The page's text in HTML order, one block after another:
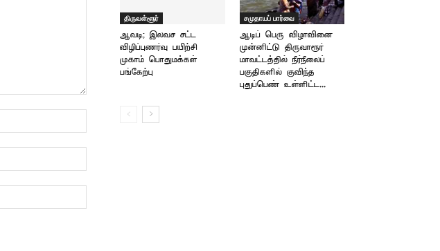
திருவள்ளூர்
ஆவடி; இலவச சட்ட
விழிப்புணர்வு பயிற்சி
முகாம் பொதுமக்கள்
பங்கேற்பு
சமுதாயப் பார்வை
ஆடிப் பெரு விழாவினை
முன்னிட்டு திருவாரூர்
மாவட்டத்தில் நீர்நீலைப்
பகுதிகளில் குவிந்த
புதுப்பெண் உள்ளிட்ட...